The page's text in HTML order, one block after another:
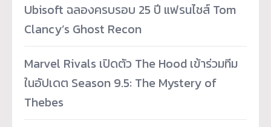
Ubisoft ฉลองครบรอบ 25 ปี แฟรนไชส์ Tom
Clancy’s Ghost Recon
Marvel Rivals เปิดตัว The Hood เข้าร่วมทีม
ในอัปเดต Season 9.5: The Mystery of
Thebes